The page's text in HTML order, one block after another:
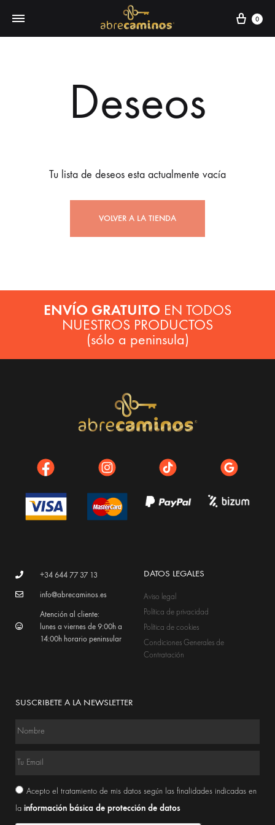
0
Deseos
Tu lista de deseos esta actualmente vacía
VOLVER A LA TIENDA
ENVÍO GRATUITO EN TODOS
NUESTROS PRODUCTOS
(sólo a peninsula)
+34 644 77 37 13
info@abrecaminos.es
Atención al cliente:
lunes a viernes de 9:00h a
14:00h horario peninsular
DATOS LEGALES
Aviso legal
Política de privacidad
Política de cookies
Condiciones Generales de
Contratación
SUSCRIBETE A LA NEWSLETTER
Acepto el tratamiento de mis datos según las finalidades indicadas en
la información básica de protección de datos